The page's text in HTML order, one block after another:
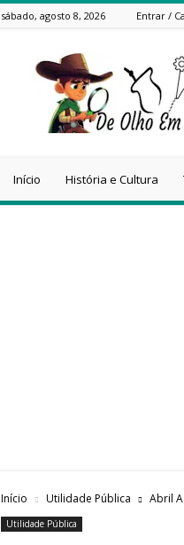
sábado, agosto 8, 2026 Entrar /
olho
em
Rio
Início História e Cultura
Início Utilidade Pública Abril
Utilidade Pública